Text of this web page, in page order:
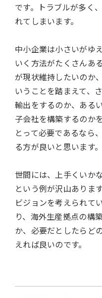
です。トラブルが多く
れてしまいます。
中小企業は小さいがゆ
いく方法がたくさんあ
が現状維持したいのか
いうことを踏まえて、
輸出をするのか、ある
子会社を構築するのか
とって必要であるなら
る方が良いと思います。
世間には、上手くいか
という例が沢山ありま
ビジョンを考えられて
り、海外生産拠点の構
か、必要だとしたらど
えれば良いのです。